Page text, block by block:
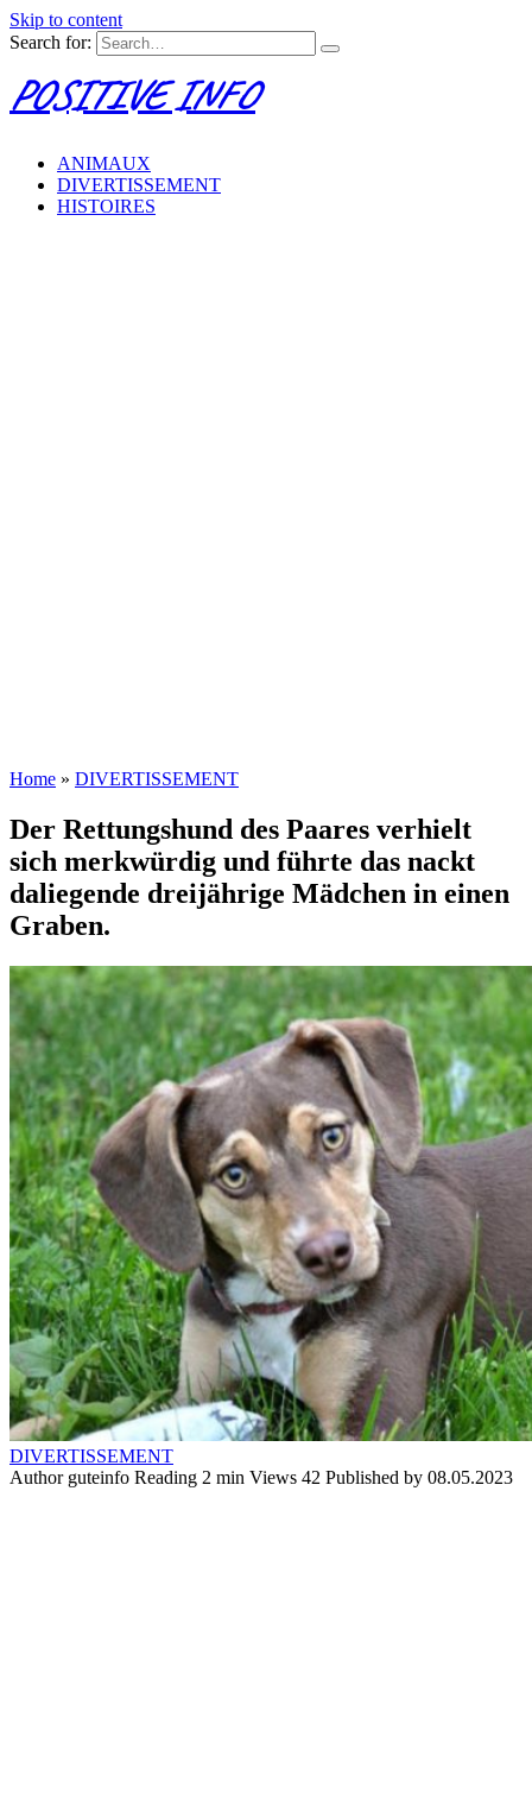
Skip to content
Search for:
POSITIVE INFO
ANIMAUX
DIVERTISSEMENT
HISTOIRES
Home » DIVERTISSEMENT
Der Rettungshund des Paares verhielt
sich merkwürdig und führte das nackt
daliegende dreijährige Mädchen in einen
Graben.
DIVERTISSEMENT
Author guteinfo Reading 2 min Views 42 Published by 08.05.2023